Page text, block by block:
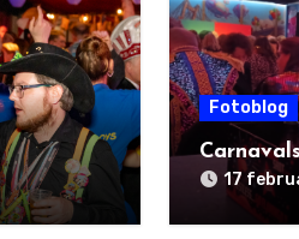
Fotoblog
17